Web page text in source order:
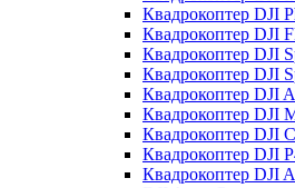
Квадрокоптер DJI
Квадрокоптер DJI
Квадрокоптер DJI
Квадрокоптер DJI
Квадрокоптер DJI
Квадрокоптер DJI
Квадрокоптер DJI
Квадрокоптер DJI
Квадрокоптер DJI